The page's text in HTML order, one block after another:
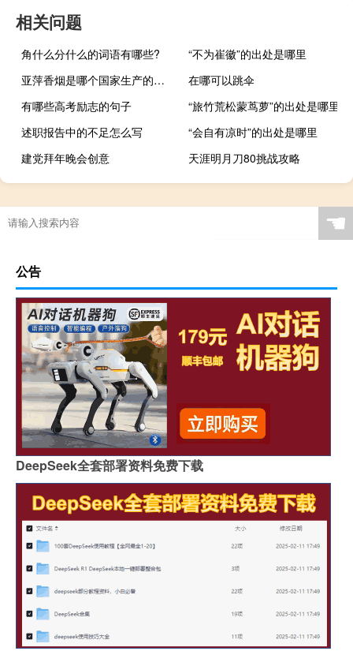
相关问题
角什么分什么的词语有哪些?
“不为崔徽”的出处是哪里
亚萍香烟是哪个国家生产的（亚萍香烟）
在哪可以跳伞
有哪些高考励志的句子
“旅竹荒松蒙茑萝”的出处是哪里
述职报告中的不足怎么写
“会自有凉时”的出处是哪里
建党拜年晚会创意
天涯明月刀80挑战攻略
☚
公告
DeepSeek全套部署资料免费下载